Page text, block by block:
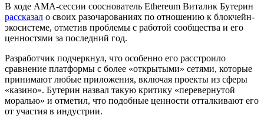
В ходе AMA-сессии сооснователь Ethereum Виталик Бутерин
рассказал о своих разочарованиях по отношению к блокчейн-
экосистеме, отметив проблемы с работой сообщества и его
ценностями за последний год.
Разработчик подчеркнул, что особенно его расстроило
сравнение платформы с более «открытыми» сетями, которые
принимают любые приложения, включая проекты из сферы
«казино». Бутерин назвал такую критику «перевернутой
моралью» и отметил, что подобные ценности отталкивают его
от участия в индустрии.